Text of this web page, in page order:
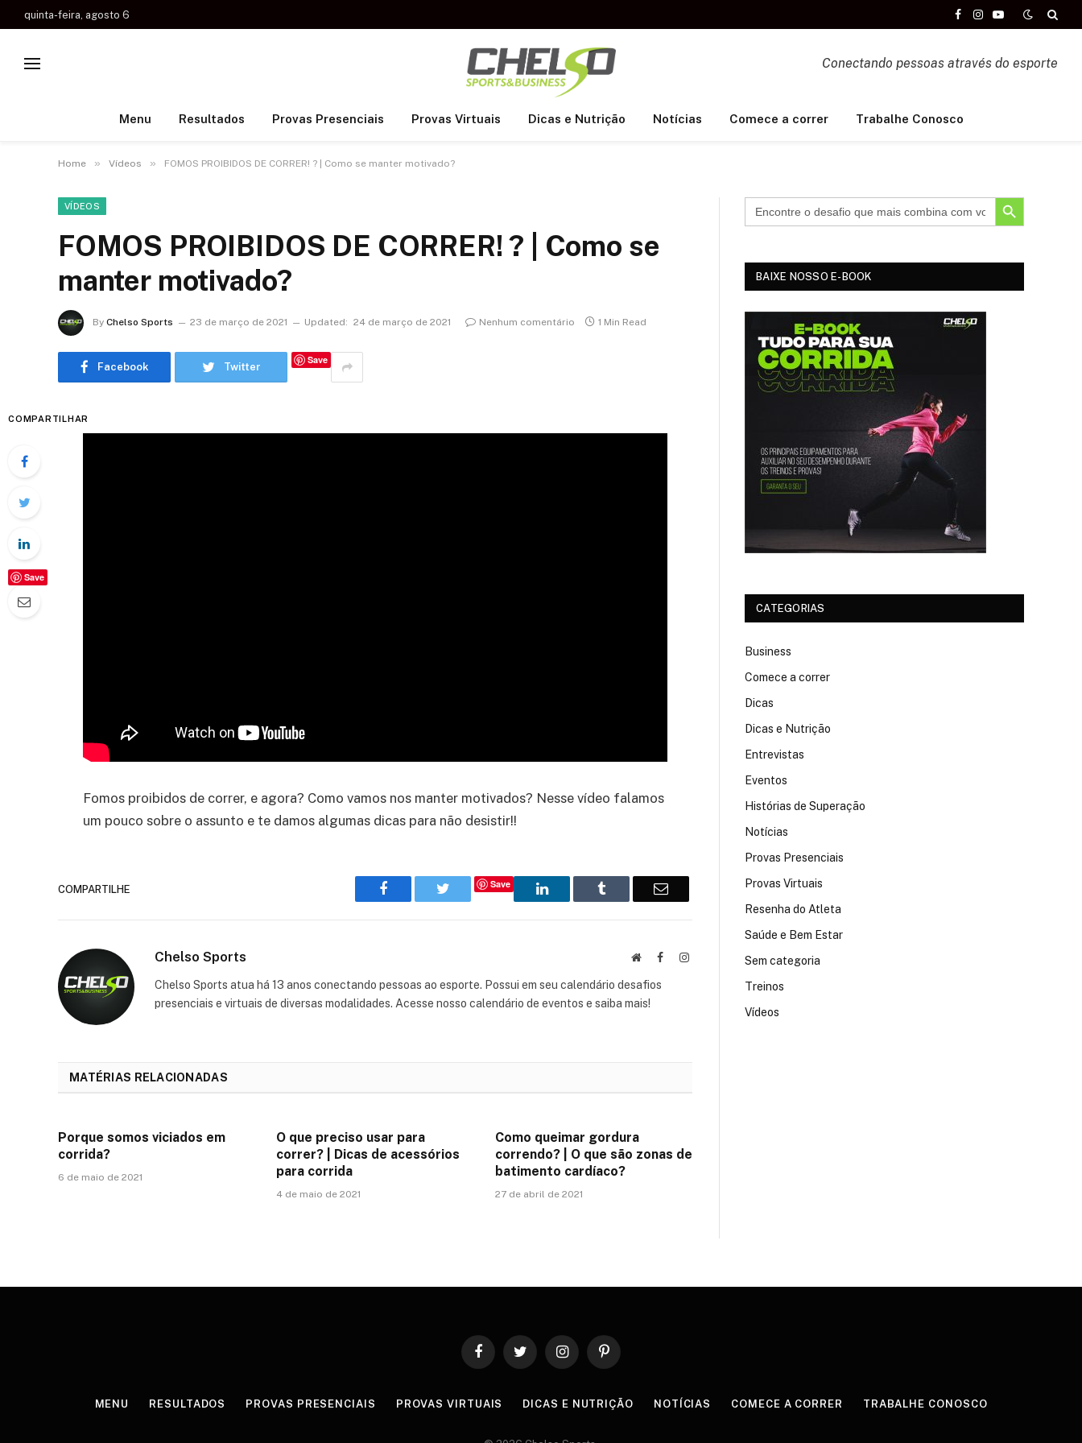
quinta-feira, agosto 6
Facebook
Instagram
YouTube
Conectando pessoas através do esporte
Menu Resultados Provas Presenciais Provas Virtuais Dicas e Nutrição Notícias Comece a correr Trabalhe Conosco
Home » Vídeos » FOMOS PROIBIDOS DE CORRER! ? | Como se manter motivado?
VÍDEOS
FOMOS PROIBIDOS DE CORRER! ? | Como se
manter motivado?
By Chelso Sports 23 de março de 2021 Updated: 24 de março de 2021 Nenhum comentário 1 Min Read
Facebook Twitter
Save
COMPARTILHAR
Save
Fomos proibidos de correr, e agora? Como vamos nos manter motivados? Nesse vídeo falamos
um pouco sobre o assunto e te damos algumas dicas para não desistir!!
COMPARTILHE Facebook TwitterSave LinkedIn Tumblr Email
Chelso Sports WebsiteFacebookInstagram
Chelso Sports atua há 13 anos conectando pessoas ao esporte. Possui em seu calendário desafios
presenciais e virtuais de diversas modalidades. Acesse nosso calendário de eventos e saiba mais!
MATÉRIAS RELACIONADAS
Porque somos viciados em
corrida?
6 de maio de 2021
O que preciso usar para
correr? | Dicas de acessórios
para corrida
4 de maio de 2021
Como queimar gordura
correndo? | O que são zonas de
batimento cardíaco?
27 de abril de 2021
SEARCH BUTTON
BAIXE NOSSO E-BOOK
CATEGORIAS
Business
Comece a correr
Dicas
Dicas e Nutrição
Entrevistas
Eventos
Histórias de Superação
Notícias
Provas Presenciais
Provas Virtuais
Resenha do Atleta
Saúde e Bem Estar
Sem categoria
Treinos
Vídeos
FacebookTwitter InstagramPinterest
MENU RESULTADOS PROVAS PRESENCIAIS PROVAS VIRTUAIS DICAS E NUTRIÇÃO NOTÍCIAS COMECE A CORRER TRABALHE CONOSCO